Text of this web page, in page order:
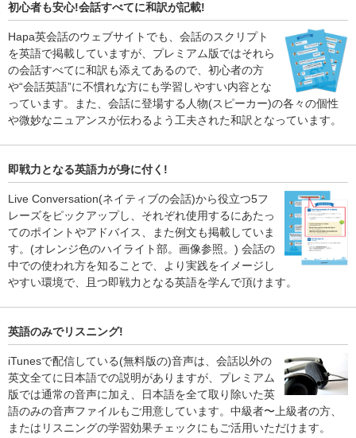
初心者も安心!会話すべてに和訳が記載!
Hapa英会話のウェブサイトでも、会話のスクリプト
を英語で掲載していますが、プレミアム版ではそれら
の会話すべてに和訳も添えてあるので、初心者の方
や“会話英語”に不慣れな方にも学習しやすい内容とな
っています。また、会話に登場する人物(スピーカー)の各々の個性
や微妙なニュアンスが伝わるよう工夫された和訳となっています。
即戦力となる英語力が身に付く!
Live Conversation(ネイティブの会話)から役立つ5フ
レーズをピックアップし、それぞれ使用するにあたっ
てのポイントやアドバイス、また例文も掲載していま
す。(オレンジ色のハイライト部。画像参照。) 会話の
中での使われ方を知ることで、より実践をイメージし
やすい環境で、且つ即戦力となる英語を学んで頂けます。
英語のみでリスニング!
iTunesで配信している(無料版の)音声は、会話以外の
英文全てに日本語での説明がありますが、プレミアム
版では通常の音声に加え、日本語を全て取り除いた英
語のみの音声ファイルもご用意しています。中級者〜上級者の方、
またはリスニングの学習効果チェックにもご活用いただけます。